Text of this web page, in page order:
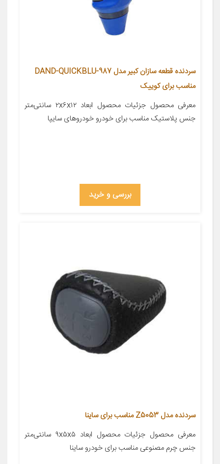
سردنده قطعه سازان کبیر مدل DAND-QUICKBLU-987
مناسب برای کوییک
معرفی محصول جزئیات محصول ابعاد ۲x۶x۱۲ سانتی‌متر
جنس پلاستیک مناسب برای خودرو خودروهای سایپا
بررسی و خرید
سردنده مدل Z5053 مناسب برای ساینا
معرفی محصول جزئیات محصول ابعاد ۹x۵x۵ سانتی‌متر
جنس چرم مصنوعی مناسب برای خودرو ساینا